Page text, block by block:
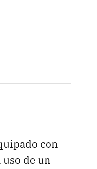
con
de un